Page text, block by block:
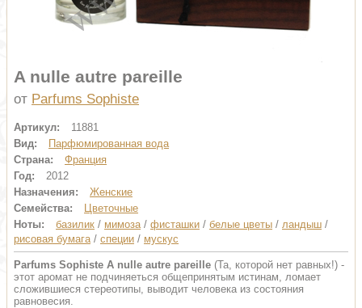
A nulle autre pareille
от Parfums Sophiste
Артикул:
11881
Вид:
Парфюмированная вода
Страна:
Франция
Год:
2012
Назначения:
Женские
Семейства:
Цветочные
Ноты:
базилик / мимоза/ фисташки / белые цветы / ландыш /
рисовая бумага/ специи / мускус
Parfums Sophiste A nulle autre pareille (Та, которой нет равных!) -
этот аромат не подчиняеться общепринятым истинам, ломает
сложившиеся стереотипы, выводит человека из состояния
равновесия.